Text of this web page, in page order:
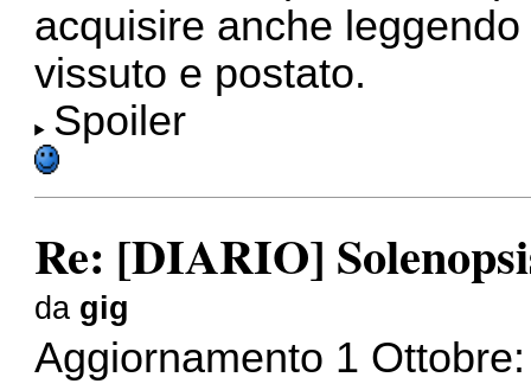
acquisire anche
vissuto e postato.
Spoiler
Re: [DIARIO]
da gig
Aggiornamento 1 Ottobre: